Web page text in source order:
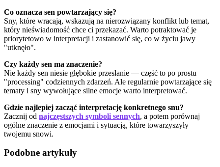
Co oznacza sen powtarzający się?
Sny, które wracają, wskazują na nierozwiązany konflikt lub temat,
który nieświadomość chce ci przekazać. Warto potraktować je
priorytetowo w interpretacji i zastanowić się, co w życiu jawy
"utknęło".
Czy każdy sen ma znaczenie?
Nie każdy sen niesie głębokie przesłanie — część to po prostu
"processing" codziennych zdarzeń. Ale regularnie powtarzające się
tematy i sny wywołujące silne emocje warto interpretować.
Gdzie najlepiej zacząć interpretację konkretnego snu?
Zacznij od najczęstszych symboli sennych, a potem porównaj
ogólne znaczenie z emocjami i sytuacją, które towarzyszyły
twojemu snowi.
Podobne artykuły